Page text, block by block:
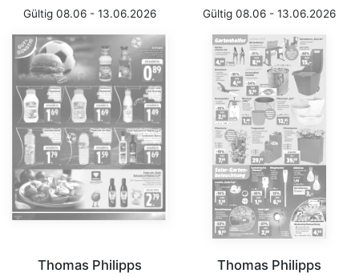
Gültig 08.06 - 13.06.2026 Gültig 08.06 - 13.06.2026
Thomas Philipps Thomas Philipps